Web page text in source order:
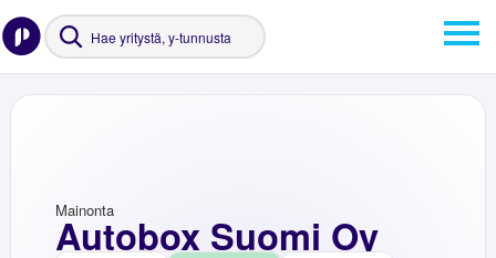
Autobox Suomi Oy
Mainonta